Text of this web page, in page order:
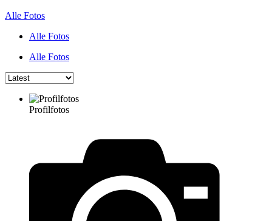
Alle Fotos
Alle Fotos
Alle Fotos
Profilfotos